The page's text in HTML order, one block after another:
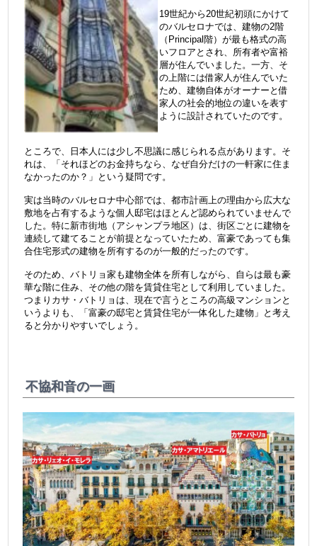
19世紀から20世紀初頭にかけて
のバルセロナでは、建物の2階
（Principal階）が最も格式の高
いフロアとされ、所有者や富裕
層が住んでいました。一方、そ
の上階には借家人が住んでいた
ため、建物自体がオーナーと借
家人の社会的地位の違いを表す
ように設計されていたのです。
ところで、日本人には少し不思議に感じられる点があります。 そ
れは、
「それほどのお金持ちなら、なぜ自分だけの一軒家に住ま
なかったのか？」 という疑問です。
実は当時のバルセロナ中心部では、都市計画上の理由から広大な
敷地を占有するような個人邸宅はほとんど認められていませんで
した。特に新市街地（アシャンプラ地区）は、街区ごとに建物を
連続して建てることが前提となっていたため、富豪であっても集
合住宅形式の建物を所有するのが一般的だったのです。
そのため、バトリョ家も建物全体を所有しながら、自らは最も豪
華な階に住み、その他の階を賃貸住宅として利用していました。
つまりカサ・バトリョは、現在で言うところの高級マンションと
いうよりも、「富豪の邸宅と賃貸住宅が一体化した建物」と考え
ると分かりやすいでしょう。
不協和音の一画